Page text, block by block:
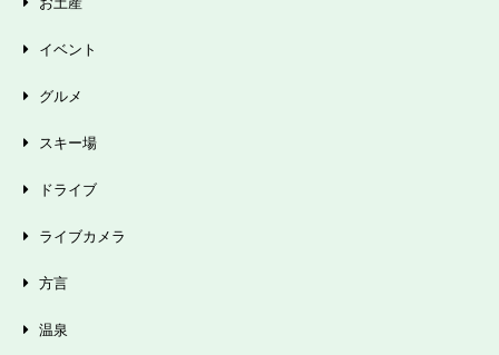
イベント
グルメ
スキー場
ドライブ
ライブカメラ
方言
温泉